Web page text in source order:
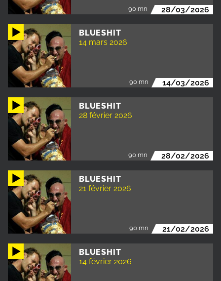
90 mn 28/03/2026
BLUESHIT
14 mars 2026
90 mn 14/03/2026
BLUESHIT
28 février 2026
90 mn 28/02/2026
BLUESHIT
21 février 2026
90 mn 21/02/2026
BLUESHIT
14 février 2026